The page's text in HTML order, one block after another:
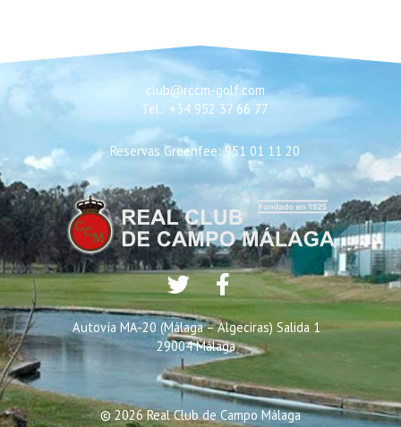
club@rccm-golf.com
Tel.: +34 952 37 66 77
Reservas Greenfee: 951 01 11 20
Autovía MA-20 (Málaga – Algeciras) Salida 1
29004 Málaga
© 2026 Real Club de Campo Málaga